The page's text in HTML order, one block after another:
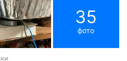
35
фото